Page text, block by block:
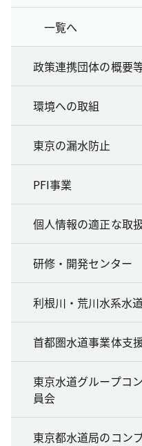
一覧へ
政策連携団体の概要
環境への取組
東京の漏水防止
PFI事業
個人情報の適正な取
研修・開発センター
利根川・荒川水系水
首都圏水道事業体支
東京水道グループコ
員会
東京都水道局のコン